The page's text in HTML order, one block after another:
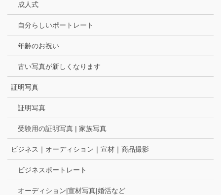
成人式
自分らしいポートレート
年齢のお祝い
古い写真が新しくなります
証明写真
証明写真
受験用の証明写真 | 家族写真
ビジネス｜オーディション｜宣材｜商品撮影
ビジネスポートレート
オーディション|宣材写真|婚活など